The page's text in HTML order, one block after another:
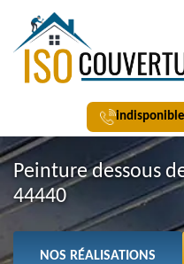
indisponible
Peinture dessous
44440
NOS RÉALISATIONS